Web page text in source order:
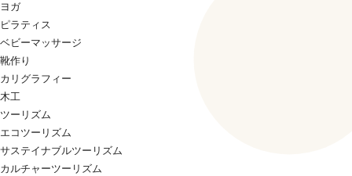
ヨガ
ピラティス
ベビーマッサージ
靴作り
カリグラフィー
木工
ツーリズム
エコツーリズム
サステイナブルツーリズム
カルチャーツーリズム